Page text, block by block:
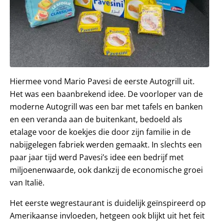
Hiermee vond Mario Pavesi de eerste Autogrill uit.
Het was een baanbrekend idee. De voorloper van de
moderne Autogrill was een bar met tafels en banken
en een veranda aan de buitenkant, bedoeld als
etalage voor de koekjes die door zijn familie in de
nabijgelegen fabriek werden gemaakt. In slechts een
paar jaar tijd werd Pavesi’s idee een bedrijf met
miljoenenwaarde, ook dankzij de economische groei
van Italië.
Het eerste wegrestaurant is duidelijk geïnspireerd op
Amerikaanse invloeden, hetgeen ook blijkt uit het feit